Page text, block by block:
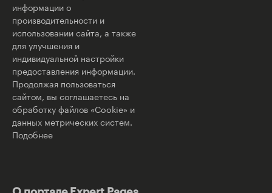
информации о
производительности и
использовании сайта, а также
для улучшения и
индивидуальной настройки
предоставления информации.
Продолжая пользоваться
сайтом, вы соглашаетесь на
обработку файлов «Cookie» и
данных метрических систем.
Подобнее